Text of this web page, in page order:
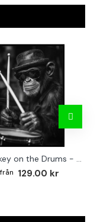
Monkey on the Drums - Trendig poster
129.00 kr